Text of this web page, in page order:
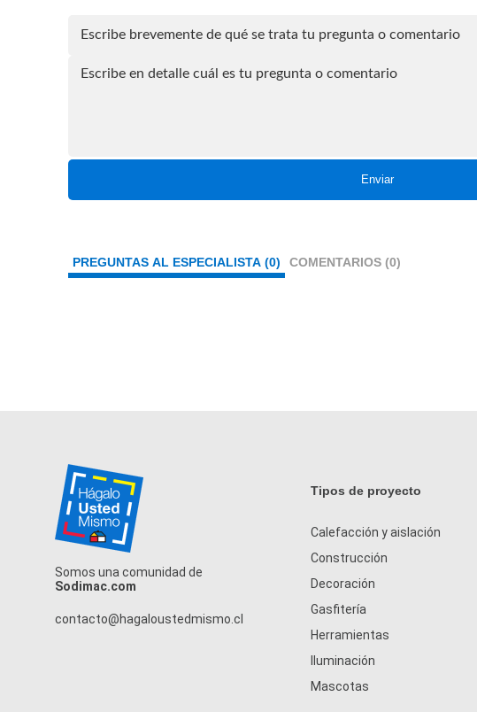
Enviar
PREGUNTAS AL ESPECIALISTA (0) COMENTARIOS (0)
Somos una comunidad de
Sodimac.com
contacto@hagaloustedmismo.cl
Tipos de proyecto
Calefacción y aislación
Construcción
Decoración
Gasfitería
Herramientas
Iluminación
Mascotas